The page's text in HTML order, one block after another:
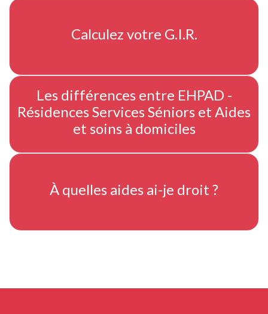
Calculez votre G.I.R.
Les différences entre EHPAD -
Résidences Services Séniors et Aides
et soins à domiciles
À quelles aides ai-je droit ?